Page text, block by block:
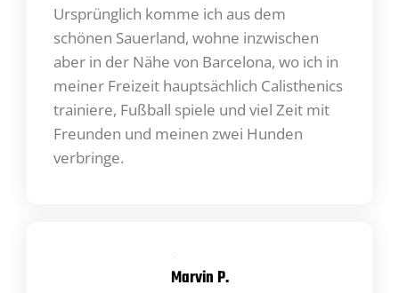
Ursprünglich komme ich aus dem
schönen Sauerland, wohne inzwischen
aber in der Nähe von Barcelona, wo ich in
meiner Freizeit hauptsächlich Calisthenics
trainiere, Fußball spiele und viel Zeit mit
Freunden und meinen zwei Hunden
verbringe.
Marvin P.